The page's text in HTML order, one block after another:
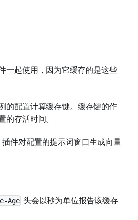
一起使用，因为它缓存的是这些
的配置计算缓存键。缓存键的作
存活时间。
件对配置的提示词窗口生成向量
Age头会以秒为单位报告该缓存